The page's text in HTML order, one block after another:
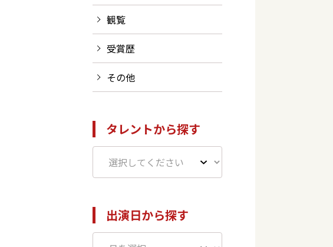
観覧
受賞歴
その他
タレントから探す
出演日から探す